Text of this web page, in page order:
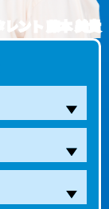
タレント 藤本 美貴